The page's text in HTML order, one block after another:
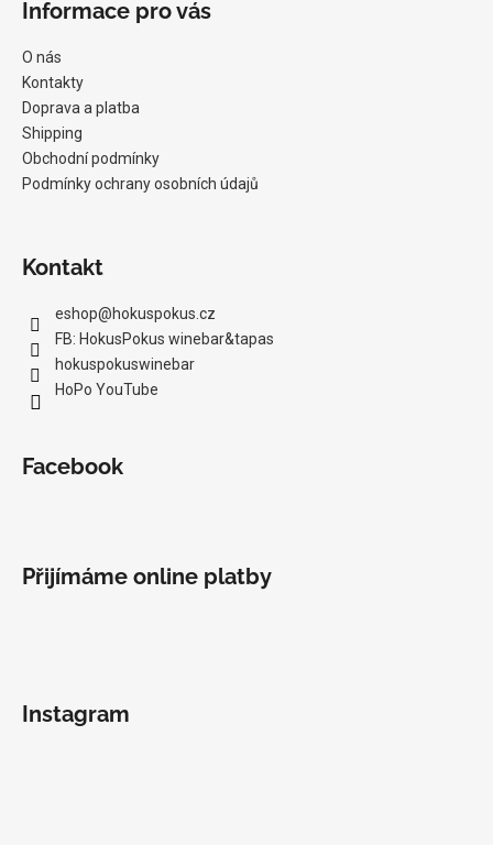
Informace pro vás
O nás
Kontakty
Doprava a platba
Shipping
Obchodní podmínky
Podmínky ochrany osobních údajů
Kontakt
eshop@hokuspokus.cz
FB: HokusPokus winebar&tapas
hokuspokuswinebar
HoPo YouTube
Facebook
Přijímáme online platby
Instagram